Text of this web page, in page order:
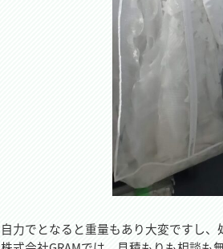
自力でとなると重量もあり大変ですし、